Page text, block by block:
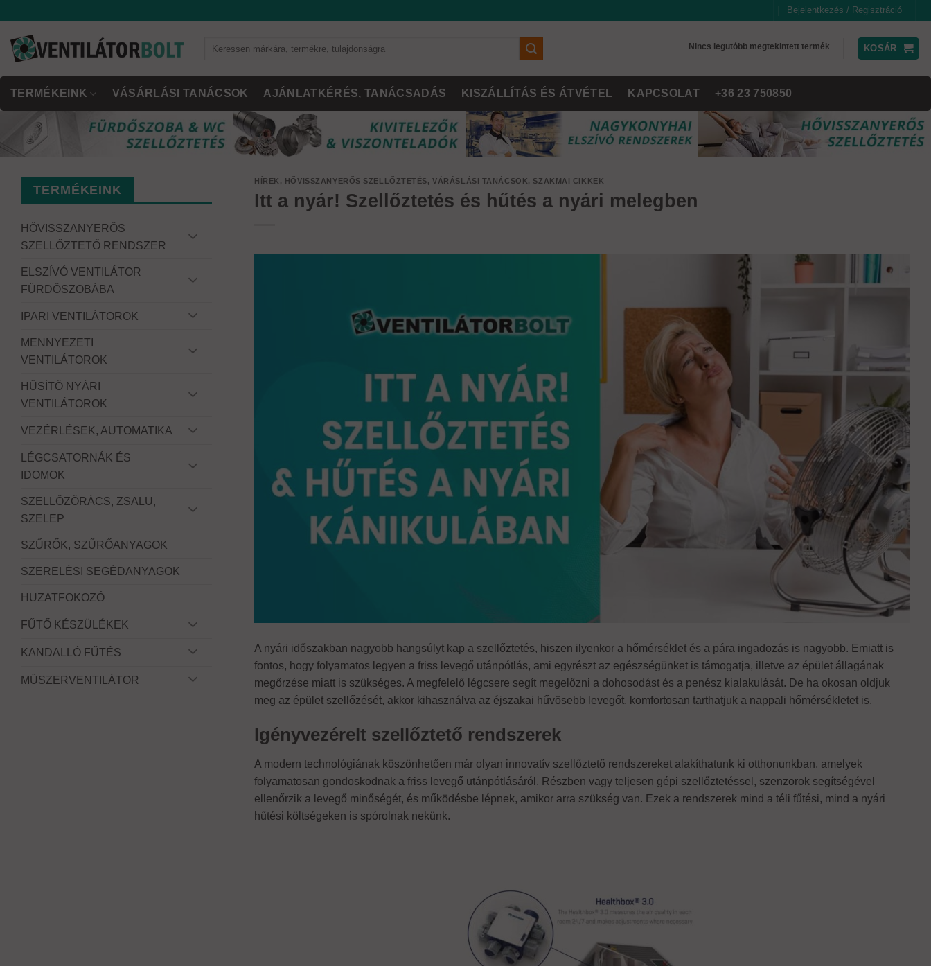
content
Bejelentkezés / Regisztráció
Nincs legutóbb megtekintett termék KOSÁR
TERMÉKEINK VÁSÁRLÁSI TANÁCSOK AJÁNLATKÉRÉS, TANÁCSADÁS KISZÁLLÍTÁS ÉS ÁTVÉTEL KAPCSOLAT +36 23 750850
TERMÉKEINK
HŐVISSZANYERŐS
SZELLŐZTETŐ RENDSZER
ELSZÍVÓ VENTILÁTOR
FÜRDŐSZOBÁBA
IPARI VENTILÁTOROK
MENNYEZETI
VENTILÁTOROK
HŰSÍTŐ NYÁRI
VENTILÁTOROK
VEZÉRLÉSEK, AUTOMATIKA
LÉGCSATORNÁK ÉS
IDOMOK
SZELLŐZŐRÁCS, ZSALU,
SZELEP
SZŰRŐK, SZŰRŐANYAGOK
SZERELÉSI SEGÉDANYAGOK
HUZATFOKOZÓ
FŰTŐ KÉSZÜLÉKEK
KANDALLÓ FŰTÉS
MŰSZERVENTILÁTOR
HÍREK , HŐVISSZANYERŐS SZELLŐZTETÉS,VÁRÁSLÁSI TANÁCSOK, SZAKMAI CIKKEK
Itt a nyár! Szellőztetés és hűtés a nyári melegben
A nyári időszakban nagyobb hangsúlyt kap a szellőztetés, hiszen ilyenkor a hőmérséklet és a pára ingadozás is nagyobb. Emiatt is
fontos, hogy folyamatos legyen a friss levegő utánpótlás, ami egyrészt az egészségünket is támogatja, illetve az épület állagának
megőrzése miatt is szükséges. A megfelelő légcsere segít megelőzni a dohosodást és a penész kialakulását. De ha okosan oldjuk
meg az épület szellőzését, akkor kihasználva az éjszakai hűvösebb levegőt, komfortosan tarthatjuk a nappali hőmérsékletet is.
Igényvezérelt szellőztető rendszerek
A modern technológiának köszönhetően már olyan innovatív szellőztető rendszereket alakíthatunk ki otthonunkban, amelyek
folyamatosan gondoskodnak a friss levegő utánpótlásáról. Részben vagy teljesen gépi szellőztetéssel, szenzorok segítségével
ellenőrzik a levegő minőségét, és működésbe lépnek, amikor arra szükség van. Ezek a rendszerek mind a téli fűtési, mind a nyári
hűtési költségeken is spórolnak nekünk.